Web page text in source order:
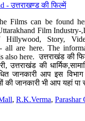
- उत्तराखण्ड की फिल्में
Films can be found
Film Industry-
Story,
all are here. The
also here. उत्तराखंड की
उत्तराखंड की
जानकारी आप इस
की जानकारी भी आप यहां
, R.K.Verma, Parashar